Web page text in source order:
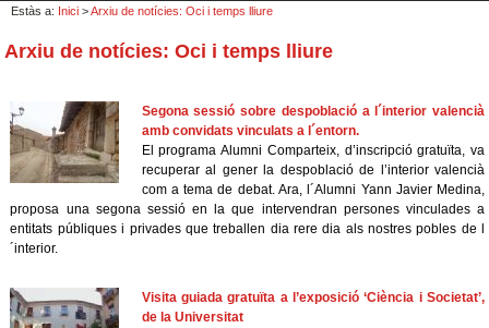
Estàs a: Inici >Arxiu de notícies: Oci i temps lliure
Arxiu de notícies: Oci i temps lliure
Segona sessió sobre despoblació a l´interior valencià
amb convidats vinculats a l´entorn.
El programa Alumni Comparteix, d’inscripció gratuïta, va
recuperar al gener la despoblació de l’interior valencià
com a tema de debat. Ara, l´Alumni Yann Javier Medina,
proposa una segona sessió en la que intervendran persones vinculades a
entitats públiques i privades que treballen dia rere dia als nostres pobles de l
´interior.
Visita guiada gratuïta a l’exposició ‘Ciència i Societat’,
de la Universitat